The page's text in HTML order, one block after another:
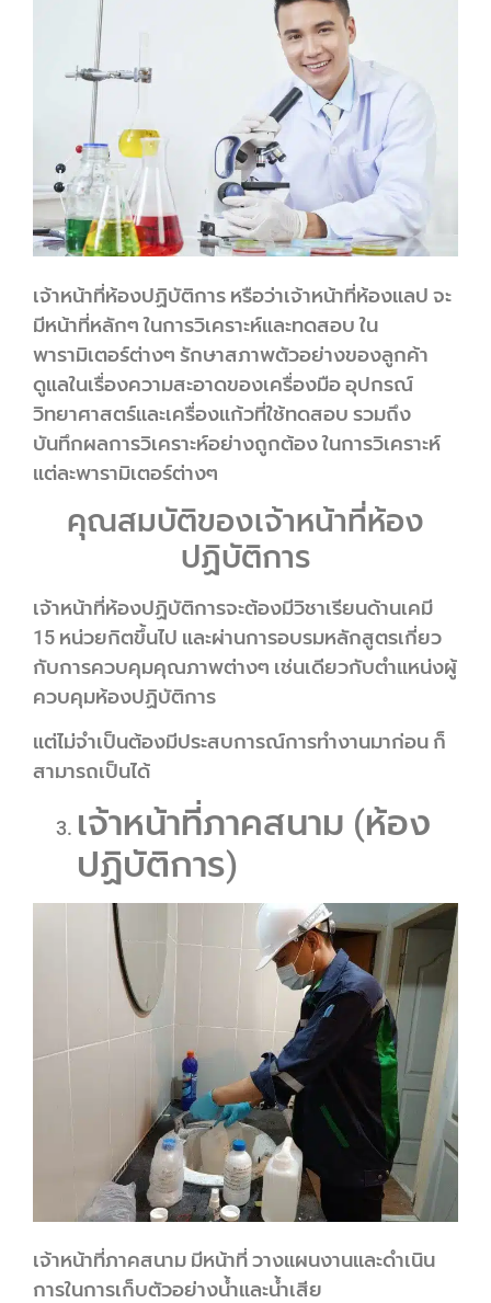
เจ้าหน้าที่ห้องปฏิบัติการ หรือว่าเจ้าหน้าที่ห้องแลป จะ
มีหน้าที่หลักๆ ในการวิเคราะห์และทดสอบ ใน
พารามิเตอร์ต่างๆ รักษาสภาพตัวอย่างของลูกค้า
ดูแลในเรื่องความสะอาดของเครื่องมือ อุปกรณ์
วิทยาศาสตร์และเครื่องแก้วที่ใช้ทดสอบ รวมถึง
บันทึกผลการวิเคราะห์อย่างถูกต้อง ในการวิเคราะห์
แต่ละพารามิเตอร์ต่างๆ
คุณสมบัติของเจ้าหน้าที่ห้อง
ปฏิบัติการ
เจ้าหน้าที่ห้องปฏิบัติการจะต้องมีวิชาเรียนด้านเคมี
15 หน่วยกิตขึ้นไป และผ่านการอบรมหลักสูตรเกี่ยว
กับการควบคุมคุณภาพต่างๆ เช่นเดียวกับตำแหน่งผู้
ควบคุมห้องปฏิบัติการ
แต่ไม่จำเป็นต้องมีประสบการณ์การทำงานมาก่อน ก็
สามารถเป็นได้
เจ้าหน้าที่ภาคสนาม (ห้อง
ปฏิบัติการ)
เจ้าหน้าที่ภาคสนาม มีหน้าที่ วางแผนงานและดำเนิน
การในการเก็บตัวอย่างน้ำและน้ำเสีย